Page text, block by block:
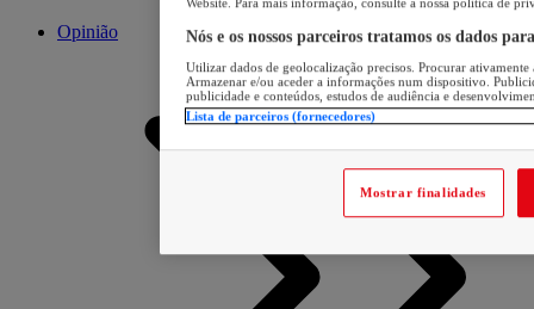
Opinião
Website. Para mais informação, consulte a nossa política de
Nós e os nossos parceiros tratamos os dados
Utilizar dados de geolocalização precisos. Procurar
Armazenar e/ou aceder a informações num dispositivo.
publicidade e conteúdos, estudos de audiência e
Lista de parceiros (fornecedores)
Mostrar finalidades